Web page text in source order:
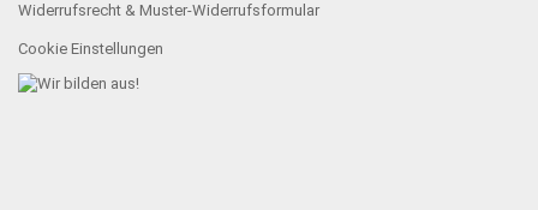
Widerrufsrecht & Muster-Widerrufsformular
Cookie Einstellungen